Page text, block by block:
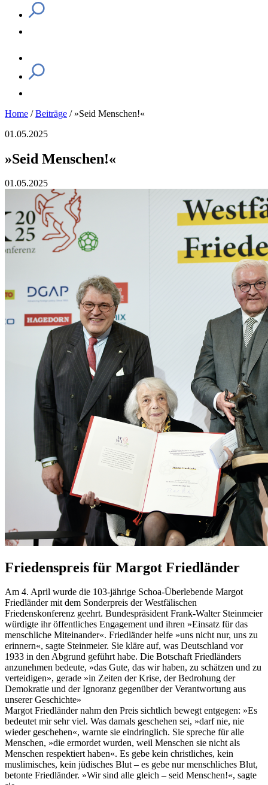
Home /Beiträge / »Seid Menschen!«
01.05.2025
»Seid Menschen!«
01.05.2025
Friedenspreis für Margot Friedländer
Am 4. April wurde die 103-jährige Schoa-Überlebende Margot
Friedländer mit dem Sonderpreis der Westfälischen
Friedenskonferenz geehrt. Bundespräsident Frank-Walter Steinmeier
würdigte ihr öffentliches Engagement und ihren »Einsatz für das
menschliche Miteinander«. Friedländer helfe »uns nicht nur, uns zu
erinnern«, sagte Steinmeier. Sie kläre auf, was Deutschland vor
1933 in den Abgrund geführt habe. Die Botschaft Friedländers
anzunehmen bedeute, »das Gute, das wir haben, zu schätzen und zu
verteidigen», gerade »in Zeiten der Krise, der Bedrohung der
Demokratie und der Ignoranz gegenüber der Verantwortung aus
unserer Geschichte»
Margot Friedländer nahm den Preis sichtlich bewegt entgegen: »Es
bedeutet mir sehr viel. Was damals geschehen sei, »darf nie, nie
wieder geschehen«, warnte sie eindringlich. Sie spreche für alle
Menschen, »die ermordet wurden, weil Menschen sie nicht als
Menschen respektiert haben«. Es gebe kein christliches, kein
muslimisches, kein jüdisches Blut – es gebe nur menschliches Blut,
betonte Friedländer. »Wir sind alle gleich – seid Menschen!«, sagte